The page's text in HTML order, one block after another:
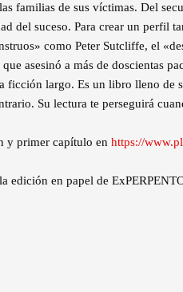
familias de sus víctimas. Del
del suceso. Para crear un perfil
como Peter Sutcliffe, el
asesinó a más de doscientas
ficción largo. Es un libro lleno de
Su lectura te perseguirá
y primer capítulo en https://
edición en papel de